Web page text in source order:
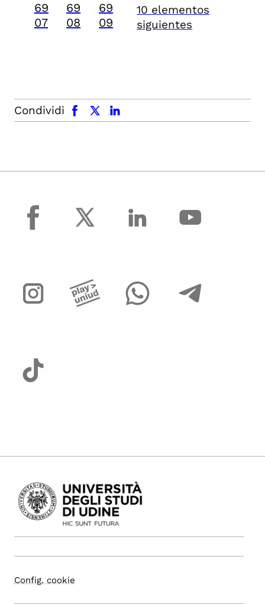
69
07
69
08
69
09
10 elementos
siguientes
Condividi
facebook x.com linkedin
facebook
Config. cookie